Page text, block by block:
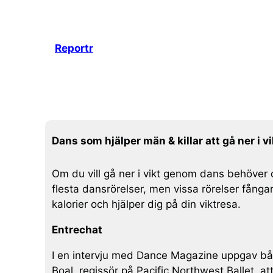
Reportr
Dans som hjälper män & killar att gå ner i
Om du vill gå ner i vikt genom dans
flesta dansrörelser, men vissa rörelser
kalorier och hjälper dig på din viktresa.
Entrechat
I en intervju med Dance Magazine uppgav
Boal, regissör på Pacific Northwest Ballet,